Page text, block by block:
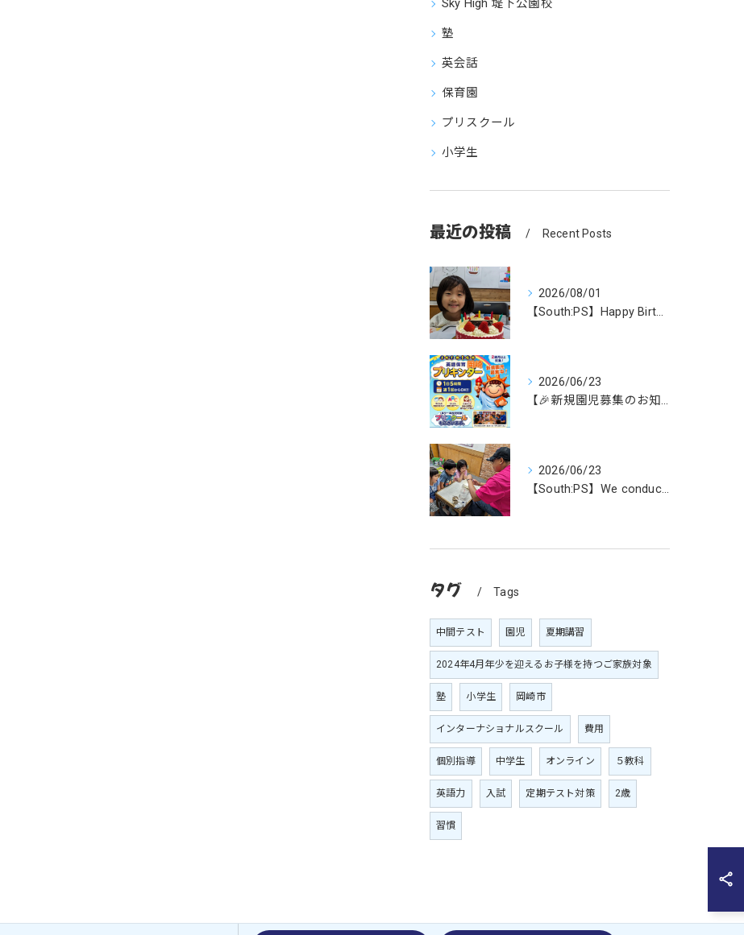
Sky High 堤下公園校
塾
英会話
保育園
プリスクール
小学生
最近の投稿 Recent Posts
2026/08/01
【South:PS】Happy Birthday！
2026/06/23
【🎉新規園児募集のお知らせ✨】
2026/06/23
【South:PS】We conducted experim...
タグ Tags
中間テスト 園児 夏期講習
2024年4月年少を迎えるお子様を持つご家族対象
塾 小学生 岡崎市
インターナショナルスクール 費用
個別指導 中学生 オンライン ５教科
英語力 入試 定期テスト対策 2歳
習慣